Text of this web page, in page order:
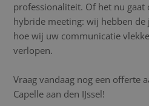
professionaliteit. Of het nu
hybride meeting: wij hebben
hoe wij uw communicatie
verlopen.
Vraag vandaag nog een offerte
Capelle aan den IJssel!